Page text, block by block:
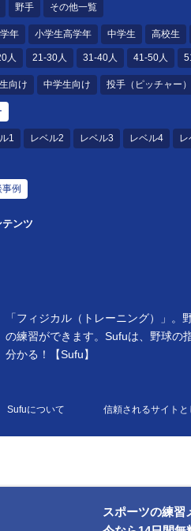
野手 その他一覧
年 小学生高学年 中学生 高校生
人 21-30人 31-40人 41-50人
向け 中学生向け 投手（ピッチャー）
1 レベル2 レベル3 レベル4 レ
例
ンツ
スポーツの練習
「フィジカル（トレーニング）」
の練習ができます。Sufuは、野球の
分かる！【Sufu】
Sufuについて 信頼されるサイトと